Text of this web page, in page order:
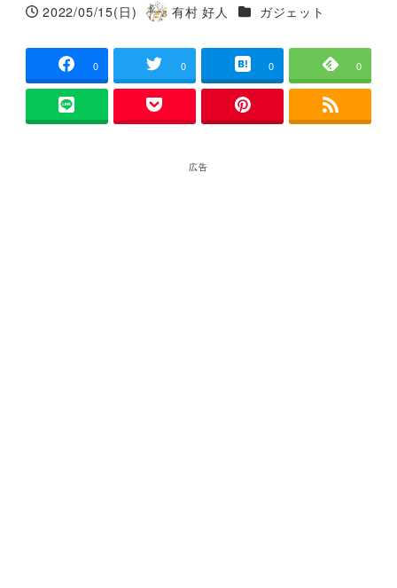
投稿日
2022/05/15(日)
著
有村 好人 カテゴリー
ガジェット
0 0 0 0
広告